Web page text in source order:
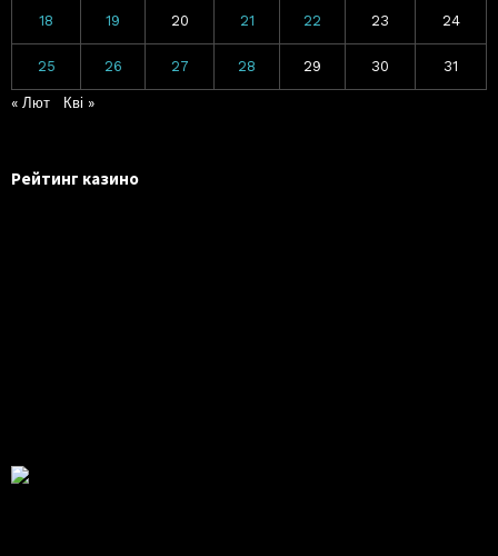
18 19 20 21 22 23 24
25 26 27 28 29 30 31
« Лют Кві »
Рейтинг казино